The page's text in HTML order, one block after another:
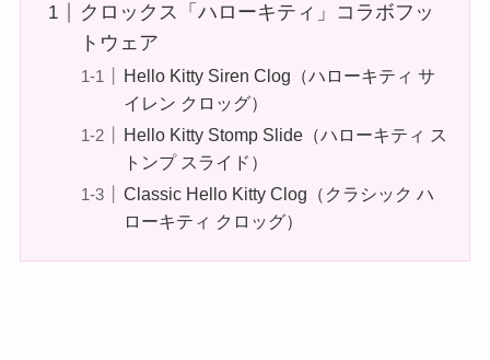
クロックス「ハローキティ」コラボフッ
トウェア
Hello Kitty Siren Clog（ハローキティ サ
イレン クロッグ）
Hello Kitty Stomp Slide（ハローキティ ス
トンプ スライド）
Classic Hello Kitty Clog（クラシック ハ
ローキティ クロッグ）